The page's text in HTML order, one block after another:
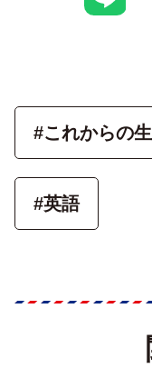
#これからの
#英語